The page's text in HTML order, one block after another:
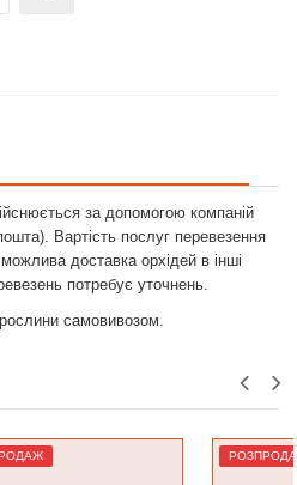
за допомогою компаній
Вартість послуг перевезення
доставка орхідей в інші
потребує уточнень.
самовивозом.